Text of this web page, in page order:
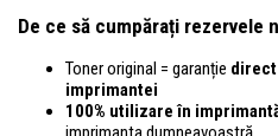
De ce să cumpărați rezervele
Toner original = garanție
imprimantei
100% utilizare în